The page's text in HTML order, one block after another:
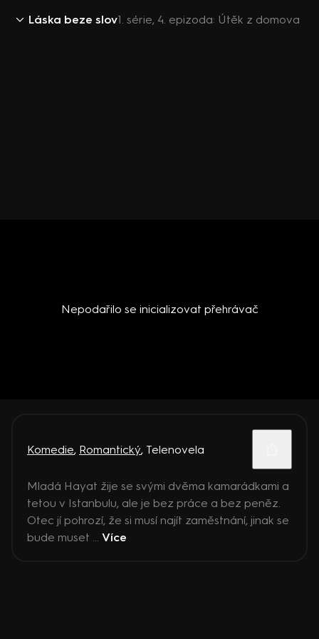
Láska beze slov1. série, 4. epizoda: Útěk z domova
Nepodařilo se inicializovat přehrávač
Komedie, Romantický, Telenovela
Mladá Hayat žije se svými dvěma kamarádkami a
tetou v Istanbulu, ale je bez práce a bez peněz.
Otec jí pohrozí, že si musí najít zaměstnání, jinak se
bude muset ... Více